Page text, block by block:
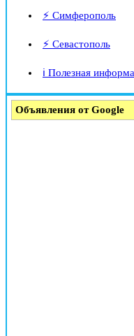
⚡ Симферополь
⚡ Севастополь
ℹ️ Полезная
Объявления от Google